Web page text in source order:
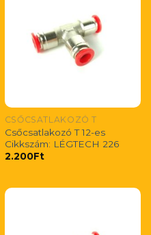
CSŐCSATLAKOZÓ T
Csőcsatlakozó T 12-es
Cikkszám: LÉGTECH 226
2.200Ft